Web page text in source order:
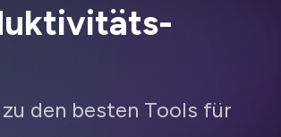
den besten Tools für